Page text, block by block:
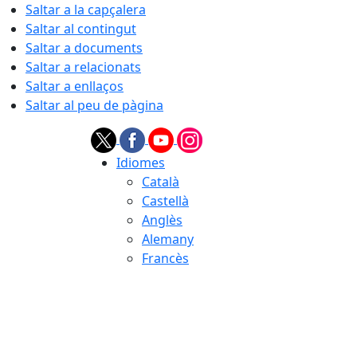
Saltar a la capçalera
Saltar al contingut
Saltar a documents
Saltar a relacionats
Saltar a enllaços
Saltar al peu de pàgina
Idiomes
Català
Castellà
Anglès
Alemany
Francès